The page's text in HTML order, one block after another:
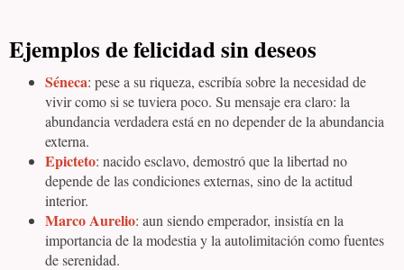
Ejemplos de felicidad sin deseos
Séneca: pese a su riqueza, escribía sobre la necesidad de
vivir como si se tuviera poco. Su mensaje era claro: la
abundancia verdadera está en no depender de la abundancia
externa.
Epicteto: nacido esclavo, demostró que la libertad no
depende de las condiciones externas, sino de la actitud
interior.
Marco Aurelio: aun siendo emperador, insistía en la
importancia de la modestia y la autolimitación como fuentes
de serenidad.